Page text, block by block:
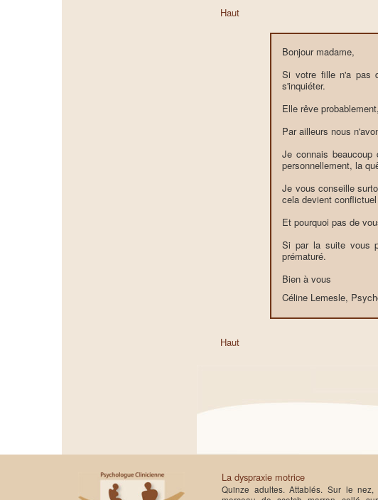
Haut
Bonjour madame,
Si votre fille n'a pas
s'inquiéter.
Elle rêve
Par ailleurs nous
Je connais
personnellement, la
Je vous conseille
cela devient
Et pourquoi pas de
Si par la suite vous
prématuré.
Bien à vous
Céline Lemesle,
Haut
La dyspraxie motrice
Quinze adultes. Attablés. Sur le